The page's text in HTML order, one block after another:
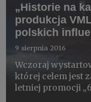
„Historie na
produkcja
polskich
9 sierpnia 2016
Wczoraj
której celem jest
letniej promocji